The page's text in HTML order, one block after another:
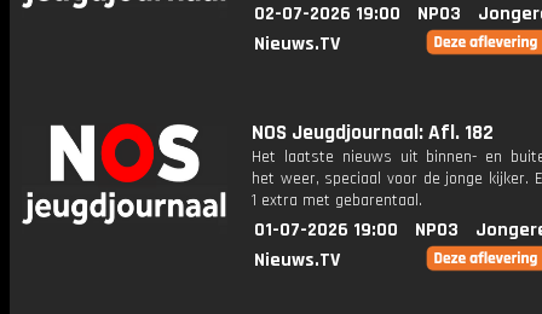
02-07-2026 19:00 NPO3
Nieuws.TV
NOS Jeugdjournaal: Afl. 182
Het laatste nieuws uit binnen- en
het weer, speciaal voor de jonge kijker.
1 extra met gebarentaal.
01-07-2026 19:00 NPO3
Nieuws.TV